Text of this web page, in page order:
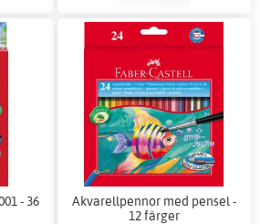
- 36
Akvarellpennor med pensel -
12 färger